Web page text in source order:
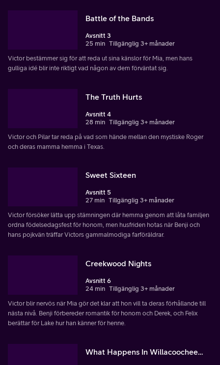
Battle of the Bands
Avsnitt 3
25 min Tillgänglig 3+ månader
Victor bestämmer sig för att reda ut sina känslor för Mia, men hans
gulliga idé blir inte riktigt vad någon av dem förväntat sig.
The Truth Hurts
Avsnitt 4
28 min Tillgänglig 3+ månader
Victor och Pilar tar reda på vad som hände mellan den mystiske Roger
och deras mamma hemma i Texas.
Sweet Sixteen
Avsnitt 5
27 min Tillgänglig 3+ månader
Victor försöker lätta upp stämningen där hemma genom att låta familjen
ordna födelsedagsfest för honom, men husfriden hotas när Benji och
hans pojkvän träffar Victors gammalmodiga farföräldrar.
Creekwood Nights
Avsnitt 6
24 min Tillgänglig 3+ månader
Victor blir nervös när Mia gör det klar att hon vill ta deras förhållande till
nästa nivå. Benji förbereder romantik för honom och Derek, och Felix
berättar för Lake hur han känner för henne.
What Happens In Willacoochee…